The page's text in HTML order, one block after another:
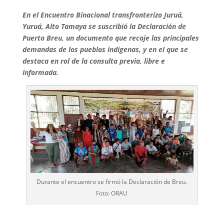
En el Encuentro Binacional transfronterizo Juruá,
Yuruá, Alto Tamaya se suscribió la Declaración de
Puerto Breu, un documento que recoje las principales
demandas de los pueblos indígenas, y en el que se
destaca en rol de la consulta previa, libre e
informada.
Durante el encuentro se firmó la Declaración de Breu.
Foto: ORAU